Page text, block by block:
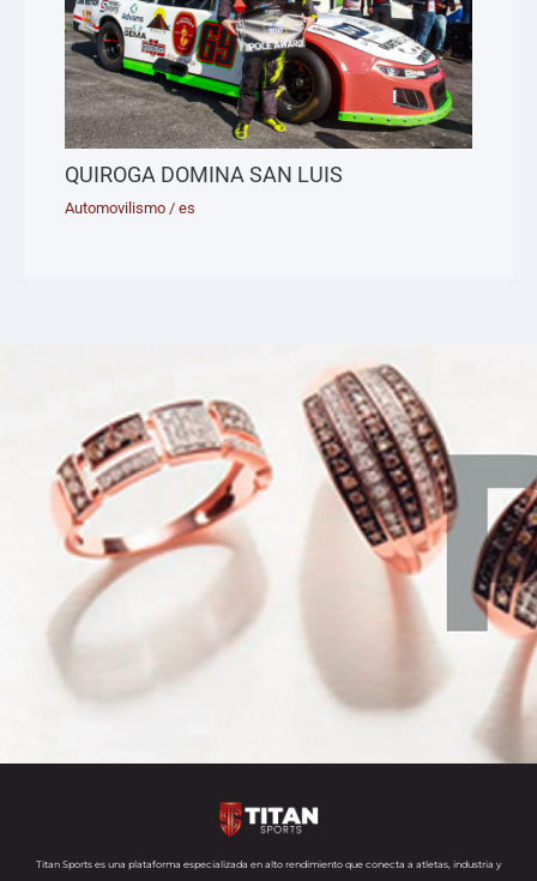
QUIROGA DOMINA SAN LUIS
Automovilismo /es
Titan Sports es una plataforma especializada en alto rendimiento que conecta a atletas, industria y